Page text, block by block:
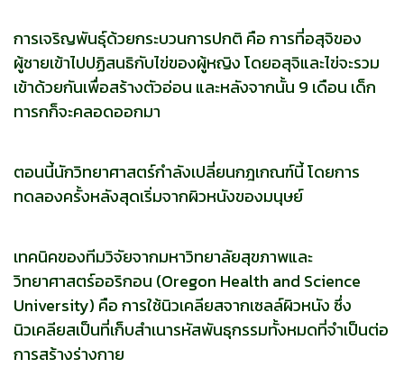
การเจริญพันธุ์ด้วยกระบวนการปกติ คือ การที่อสุจิของ
ผู้ชายเข้าไปปฏิสนธิกับไข่ของผู้หญิง โดยอสุจิและไข่จะรวม
เข้าด้วยกันเพื่อสร้างตัวอ่อน และหลังจากนั้น 9 เดือน เด็ก
ทารกก็จะคลอดออกมา
ตอนนี้นักวิทยาศาสตร์กำลังเปลี่ยนกฎเกณฑ์นี้ โดยการ
ทดลองครั้งหลังสุดเริ่มจากผิวหนังของมนุษย์
เทคนิคของทีมวิจัยจากมหาวิทยาลัยสุขภาพและ
วิทยาศาสตร์ออริกอน (Oregon Health and Science
University) คือ การใช้นิวเคลียสจากเซลล์ผิวหนัง ซึ่ง
นิวเคลียสเป็นที่เก็บสำเนารหัสพันธุกรรมทั้งหมดที่จำเป็นต่อ
การสร้างร่างกาย